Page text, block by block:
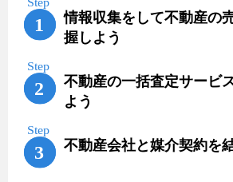
情報収集をして不動産の
握しよう
不動産の一括査定サービ
よう
不動産会社と媒介契約を